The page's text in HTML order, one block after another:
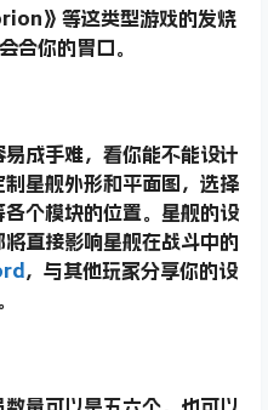
》等这类型游戏的发烧
合你的胃口。
成手难，看你能不能设计
制星舰外形和平面图，选择
个模块的位置。星舰的设
直接影响星舰在战斗中的
，与其他玩家分享你的设